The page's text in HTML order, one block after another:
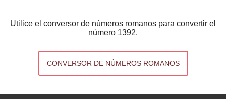
Utilice el conversor de números romanos para convertir el
número 1392.
CONVERSOR DE NÚMEROS ROMANOS